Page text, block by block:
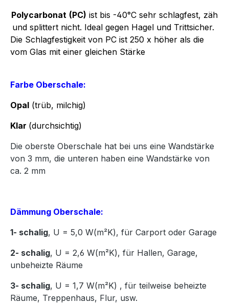
Polycarbonat (PC) ist bis -40°C sehr schlagfest, zäh
und splittert nicht. Ideal gegen Hagel und Trittsicher.
Die Schlagfestigkeit von PC ist 250 x höher als die
vom Glas mit einer gleichen Stärke
Farbe Oberschale:
Opal (trüb, milchig)
Klar (durchsichtig)
Die oberste Oberschale hat bei uns eine Wandstärke
von 3 mm, die unteren haben eine Wandstärke von
ca. 2 mm
Dämmung Oberschale:
1- schalig, U = 5,0 W(m²K), für Carport oder Garage
2- schalig, U = 2,6 W(m²K), für Hallen, Garage,
unbeheizte Räume
3- schalig, U = 1,7 W(m²K) , für teilweise beheizte
Räume, Treppenhaus, Flur, usw.